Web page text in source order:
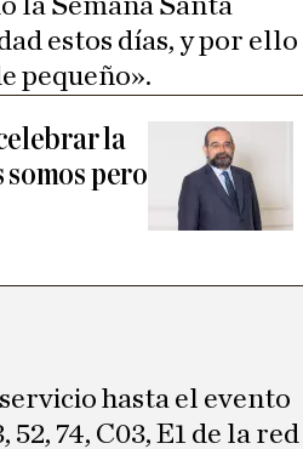
la Semana Santa
estos días, y por ello
pequeño».
la
pero
hasta el evento
52, 74, C03, E1 de la red